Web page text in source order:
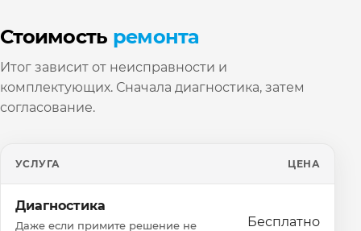
Стоимость ремонта
Итог зависит от неисправности и
комплектующих. Сначала диагностика, затем
согласование.
УСЛУГА ЦЕНА
Диагностика
Даже если примите решение не
Бесплатно